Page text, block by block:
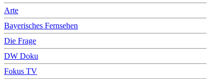
Arte
Bayerisches Fernsehen
Die Frage
DW Doku
Fokus TV